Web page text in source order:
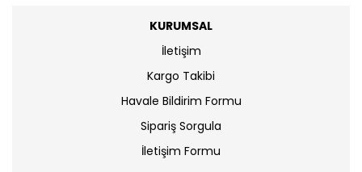
KURUMSAL
İletişim
Kargo Takibi
Havale Bildirim Formu
Sipariş Sorgula
İletişim Formu